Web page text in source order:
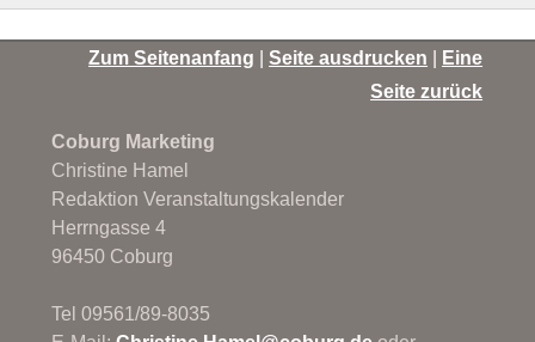
Zum Seitenanfang |Seite ausdrucken
Eine
Seite zurück
Coburg Marketing
Christine Hamel
Redaktion Veranstaltungskalender
Herrngasse 4
96450 Coburg
Tel 09561/89-8035